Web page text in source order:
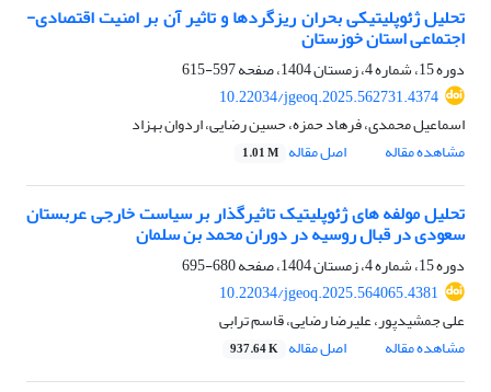
تحلیل ژئوپلیتیکی بحران ریزگردها و تاثیر آن بر امنیت اقتصادی-
اجتماعی استان خوزستان
دوره 15، شماره 4، زمستان 1404، صفحه
597-615
10.22034/jgeoq.2025.562731.4374
اسماعیل محمدی، فرهاد حمزه، حسین رضایی، اردوان بهزاد
مشاهده مقاله
اصل مقاله 1.01 M
تحلیل مولفه های ژئوپلیتیک تاثیرگذار بر سیاست خارجی عربستان
سعودی در قبال روسیه در دوران محمد بن سلمان
دوره 15، شماره 4، زمستان 1404، صفحه
680-695
10.22034/jgeoq.2025.564065.4381
علی جمشیدپور، علیرضا رضایی، قاسم ترابی
مشاهده مقاله
اصل مقاله 937.64 K